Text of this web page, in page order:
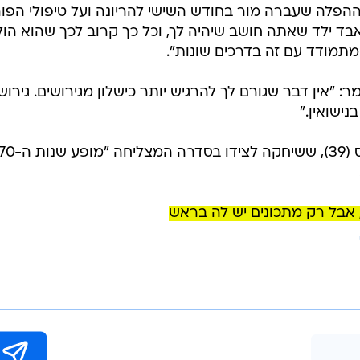
שעברה מור בחודש השישי להריונה ועל טיפולי
ילד שאתה חושב שיהיה לך, וכל כך קרוב לכך שהוא
עם זה בדרכים שונות".
"אין דבר שגורם לך להרגיש יותר כישלון מגירושים.
רק מתכונים יש לה בראש